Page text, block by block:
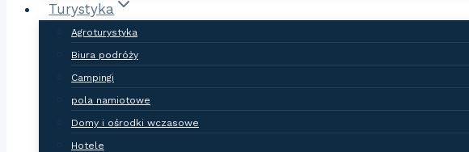
Turystyka
Agroturystyka
Biura podróży
Campingi
pola namiotowe
Domy i ośrodki wczasowe
Hotele